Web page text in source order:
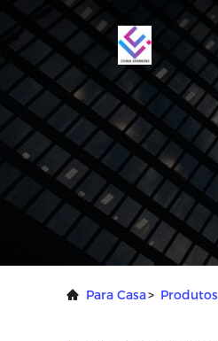
Para Casa> Produtos